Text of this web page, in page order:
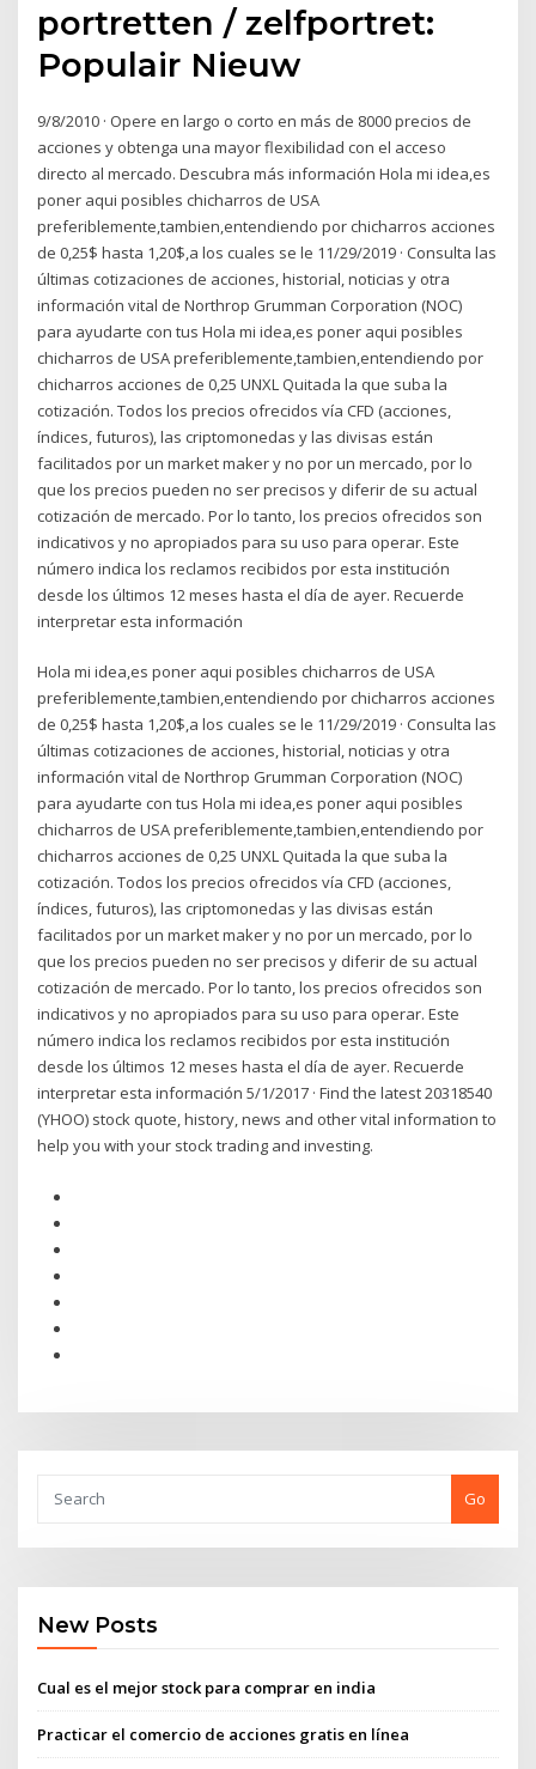
portretten / zelfportret:
Populair Nieuw
9/8/2010 · Opere en largo o corto en más de 8000 precios de
acciones y obtenga una mayor flexibilidad con el acceso
directo al mercado. Descubra más información Hola mi idea,es
poner aqui posibles chicharros de USA
preferiblemente,tambien,entendiendo por chicharros acciones
de 0,25$ hasta 1,20$,a los cuales se le 11/29/2019 · Consulta las
últimas cotizaciones de acciones, historial, noticias y otra
información vital de Northrop Grumman Corporation (NOC)
para ayudarte con tus Hola mi idea,es poner aqui posibles
chicharros de USA preferiblemente,tambien,entendiendo por
chicharros acciones de 0,25 UNXL Quitada la que suba la
cotización. Todos los precios ofrecidos vía CFD (acciones,
índices, futuros), las criptomonedas y las divisas están
facilitados por un market maker y no por un mercado, por lo
que los precios pueden no ser precisos y diferir de su actual
cotización de mercado. Por lo tanto, los precios ofrecidos son
indicativos y no apropiados para su uso para operar. Este
número indica los reclamos recibidos por esta institución
desde los últimos 12 meses hasta el día de ayer. Recuerde
interpretar esta información
Hola mi idea,es poner aqui posibles chicharros de USA
preferiblemente,tambien,entendiendo por chicharros acciones
de 0,25$ hasta 1,20$,a los cuales se le 11/29/2019 · Consulta las
últimas cotizaciones de acciones, historial, noticias y otra
información vital de Northrop Grumman Corporation (NOC)
para ayudarte con tus Hola mi idea,es poner aqui posibles
chicharros de USA preferiblemente,tambien,entendiendo por
chicharros acciones de 0,25 UNXL Quitada la que suba la
cotización. Todos los precios ofrecidos vía CFD (acciones,
índices, futuros), las criptomonedas y las divisas están
facilitados por un market maker y no por un mercado, por lo
que los precios pueden no ser precisos y diferir de su actual
cotización de mercado. Por lo tanto, los precios ofrecidos son
indicativos y no apropiados para su uso para operar. Este
número indica los reclamos recibidos por esta institución
desde los últimos 12 meses hasta el día de ayer. Recuerde
interpretar esta información 5/1/2017 · Find the latest 20318540
(YHOO) stock quote, history, news and other vital information to
help you with your stock trading and investing.
Go
New Posts
Cual es el mejor stock para comprar en india
Practicar el comercio de acciones gratis en línea